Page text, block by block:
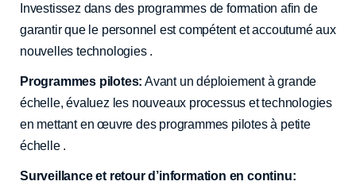
Investissez dans des programmes de formation afin de
garantir que le personnel est compétent et accoutumé aux
nouvelles technologies .
Programmes pilotes: Avant un déploiement à grande
échelle, évaluez les nouveaux processus et technologies
en mettant en œuvre des programmes pilotes à petite
échelle .
Surveillance et retour d’information en continu: